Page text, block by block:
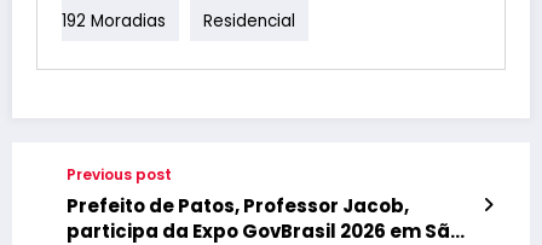
192 Moradias Residencial
Previous post
Prefeito de Patos, Professor Jacob,
participa da Expo GovBrasil 2026 em São